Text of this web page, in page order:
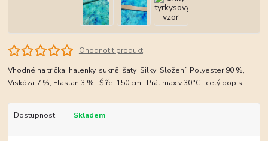
Ohodnotit produkt
Vhodné na trička, halenky, sukně, šaty Silky Složení: Polyester 90 %,
Viskóza 7 %, Elastan 3 % Šíře: 150 cm Prát max v 30°C celý popis
Dostupnost Skladem